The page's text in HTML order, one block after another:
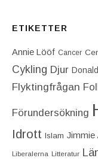
ETIKETTER
Annie Lööf Cancer
Cykling Djur
Flyktingfrågan
Förundersökning
Idrott Islam Jimmie
Liberalerna Litteratur